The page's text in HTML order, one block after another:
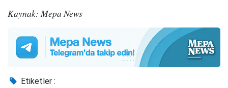
Kaynak: Mepa News
Etiketler :